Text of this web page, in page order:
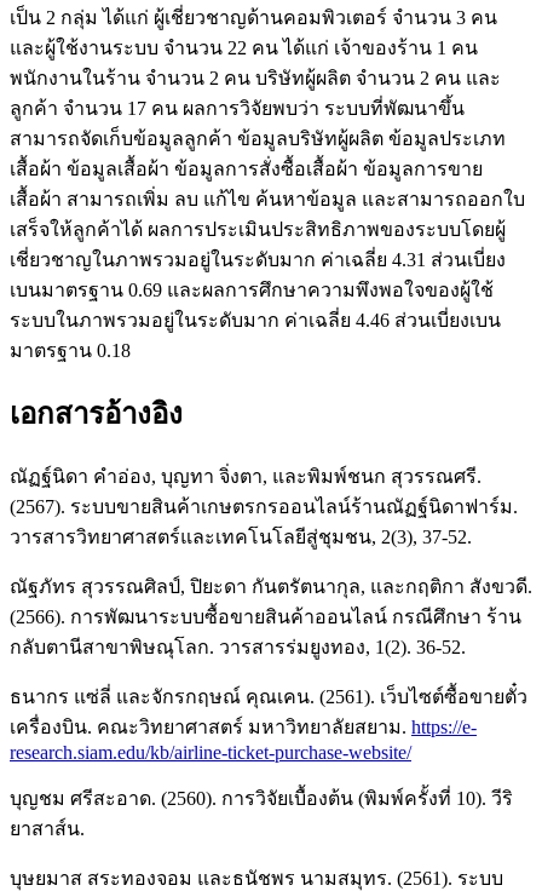
เป็น 2 กลุ่ม ได้แก่ ผู้เชี่ยวชาญด้านคอมพิวเตอร์ จำนวน 3 คน
และผู้ใช้งานระบบ จำนวน 22 คน ได้แก่ เจ้าของร้าน 1 คน
พนักงานในร้าน จำนวน 2 คน บริษัทผู้ผลิต จำนวน 2 คน และ
ลูกค้า จำนวน 17 คน ผลการวิจัยพบว่า ระบบที่พัฒนาขึ้น
สามารถจัดเก็บข้อมูลลูกค้า ข้อมูลบริษัทผู้ผลิต ข้อมูลประเภท
เสื้อผ้า ข้อมูลเสื้อผ้า ข้อมูลการสั่งซื้อเสื้อผ้า ข้อมูลการขาย
เสื้อผ้า สามารถเพิ่ม ลบ แก้ไข ค้นหาข้อมูล และสามารถออกใบ
เสร็จให้ลูกค้าได้ ผลการประเมินประสิทธิภาพของระบบโดยผู้
เชี่ยวชาญในภาพรวมอยู่ในระดับมาก ค่าเฉลี่ย 4.31 ส่วนเบี่ยง
เบนมาตรฐาน 0.69 และผลการศึกษาความพึงพอใจของผู้ใช้
ระบบในภาพรวมอยู่ในระดับมาก ค่าเฉลี่ย 4.46 ส่วนเบี่ยงเบน
มาตรฐาน 0.18
เอกสารอ้างอิง
ณัฏฐ์นิดา คำอ่อง, บุญทา จิ่งตา, และพิมพ์ชนก สุวรรณศรี.
(2567). ระบบขายสินค้าเกษตรกรออนไลน์ร้านณัฏฐ์นิดาฟาร์ม.
วารสารวิทยาศาสตร์และเทคโนโลยีสู่ชุมชน, 2(3), 37-52.
ณัฐภัทร สุวรรณศิลป์, ปิยะดา กันตรัตนากุล, และกฤติกา สังขวดี.
(2566). การพัฒนาระบบซื้อขายสินค้าออนไลน์ กรณีศึกษา ร้าน
กลับตานีสาขาพิษณุโลก. วารสารร่มยูงทอง, 1(2). 36-52.
ธนากร แซ่ลี่ และจักรกฤษณ์ คุณเคน. (2561). เว็บไซต์ซื้อขายตั๋ว
เครื่องบิน. คณะวิทยาศาสตร์ มหาวิทยาลัยสยาม. https://e-
research.siam.edu/kb/airline-ticket-purchase-website/
บุญชม ศรีสะอาด. (2560). การวิจัยเบื้องต้น (พิมพ์ครั้งที่ 10). วีริ
ยาสาส์น.
บุษยมาส สระทองจอม และธนัชพร นามสมุทร. (2561). ระบบ